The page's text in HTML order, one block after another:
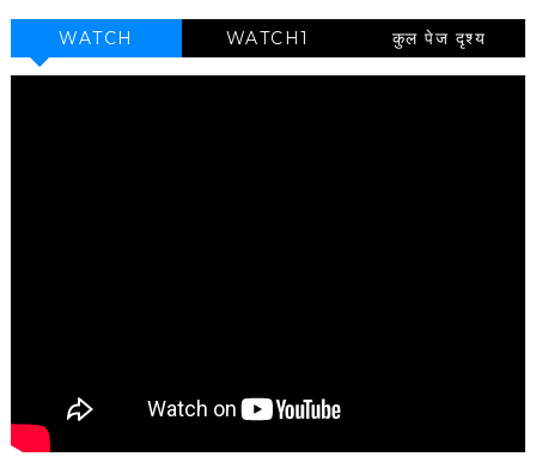
WATCH WATCH1 कुल पेज दृश्य